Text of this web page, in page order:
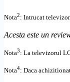
Nota2: Intrucat
Acesta este un
Nota3: La televizorul
Nota4: Daca